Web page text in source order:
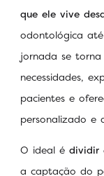
que ele vive
odontológica
jornada se
necessidades,
pacientes e
personalizado e
O ideal é dividir
a captação do